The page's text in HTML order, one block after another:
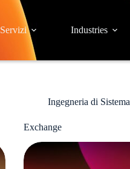
Servizi Industries
Ingegneria di Sistema
Exchange